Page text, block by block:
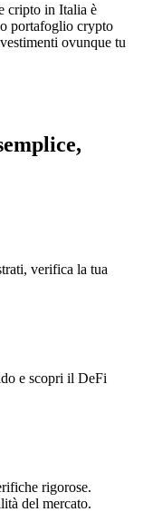
cripto in Italia è
portafoglio crypto
ovunque tu
verifica la tua
e scopri il DeFi
rigorose.
del mercato.